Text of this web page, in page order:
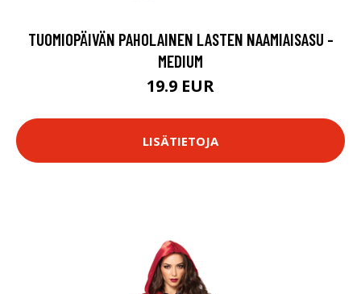
TUOMIOPÄIVÄN PAHOLAINEN LASTEN NAAMIAISASU -
MEDIUM
19.9 EUR
LISÄTIETOJA